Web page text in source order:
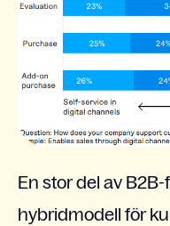
En stor del av
hybridmodell för